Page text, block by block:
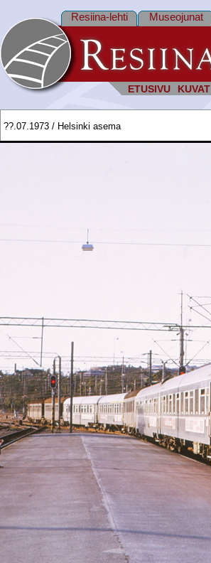
ETUSIVU KUVAT
Resiina-lehti Museojunat
??.07.1973 / Helsinki asema